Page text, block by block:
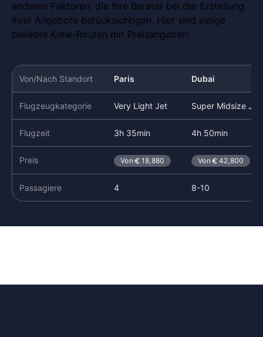
anderen Faktoren, die Ihre Berater bei der Erstellung
Ihrer Angebote berücksichtigen. Hier sind einige
beliebte Kiew-Routen mit Preisangaben:
Von/Nach Standort Paris Dubai
Flugzeugkategorie Very Light Jet Super Midsize Jet
Flugzeit 3h 35min 4h 50min
Preis Von 18,880 Von 42,800
Passagiere 4 8-10